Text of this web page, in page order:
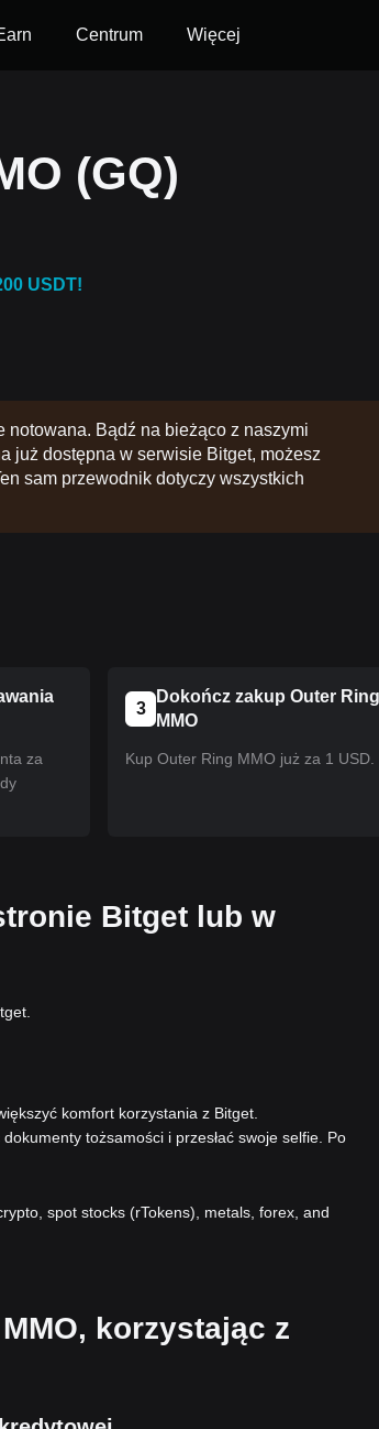
Centrum Więcej
(GQ)
USDT!
notowana. Bądź na bieżąco z naszymi
już dostępna w serwisie Bitget, możesz
sam przewodnik dotyczy wszystkich
za
3
Dokończ zakup Outer
MMO
Kup Outer Ring MMO już za 1 USD.
Bitget lub w
komfort korzystania z Bitget.
dokumenty tożsamości i przesłać swoje selfie. Po
spot stocks (rTokens), metals, forex, and
korzystając z